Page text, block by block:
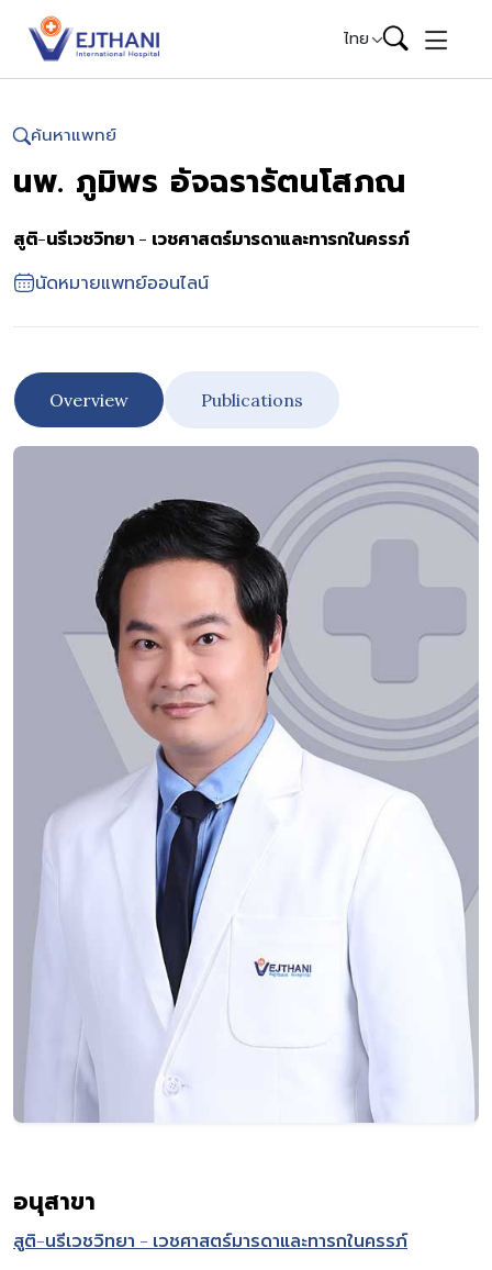
Skip to content
ไทย
ค้นหาแพทย์
นพ. ภูมิพร อัจฉรารัตนโสภณ
สูติ-นรีเวชวิทยา - เวชศาสตร์มารดาและทารกในครรภ์
นัดหมายแพทย์ออนไลน์
Overview Publications
อนุสาขา
สูติ-นรีเวชวิทยา - เวชศาสตร์มารดาและทารกในครรภ์